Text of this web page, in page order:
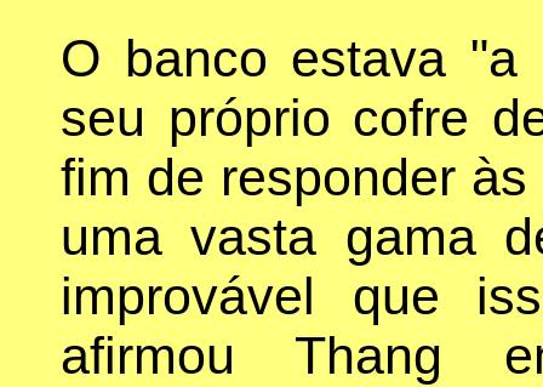
O banco estava "a
seu próprio cofre
fim de responder
uma vasta gama
improvável que
afirmou Thang